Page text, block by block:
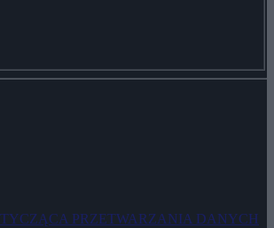
PRZETWARZANIA DANYCH